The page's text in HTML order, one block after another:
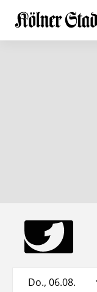
Do., 06.08.